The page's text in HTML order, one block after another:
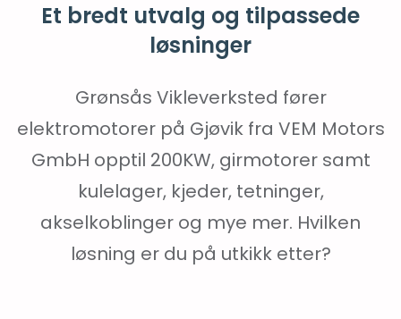
Et bredt utvalg og tilpassede
løsninger
Grønsås Vikleverksted fører
elektromotorer på Gjøvik fra VEM Motors
GmbH opptil 200KW, girmotorer samt
kulelager, kjeder, tetninger,
akselkoblinger og mye mer. Hvilken
løsning er du på utkikk etter?